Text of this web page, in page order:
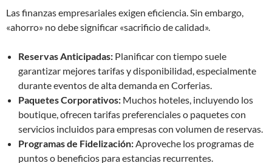
Las finanzas empresariales exigen eficiencia. Sin embargo,
«ahorro» no debe significar «sacrificio de calidad».
Reservas Anticipadas: Planificar con tiempo suele
garantizar mejores tarifas y disponibilidad, especialmente
durante eventos de alta demanda en Corferias.
Paquetes Corporativos: Muchos hoteles, incluyendo los
boutique, ofrecen tarifas preferenciales o paquetes con
servicios incluidos para empresas con volumen de reservas.
Programas de Fidelización:Aproveche los programas de
puntos o beneficios para estancias recurrentes.